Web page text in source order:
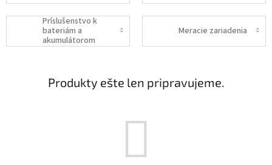
Príslušenstvo k
bateriám a
akumulátorom
Meracie zariadenia
Produkty ešte len pripravujeme.